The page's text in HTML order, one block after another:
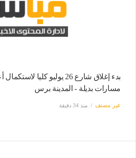
بدء إغلاق شارع 26 يوليو كليا
مسارات بديلة - المدينة برس
غير مصنف منذ 34 دقيقة